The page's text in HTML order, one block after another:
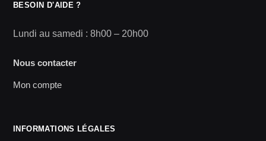
BESOIN D'AIDE ?
Lundi au samedi : 8h00 – 20h00
Nous contacter
Mon compte
INFORMATIONS LÉGALES